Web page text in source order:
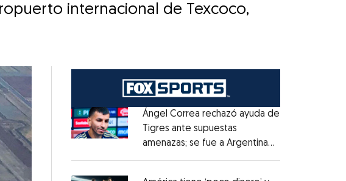
internacional de Texcoco,
Opens in new window
Ángel Correa rechazó ayuda de
Tigres ante supuestas
amenazas; se fue a Argentina